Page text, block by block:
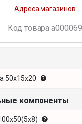
50х15х20
компоненты
Адреса магазинов
Код товара a000069